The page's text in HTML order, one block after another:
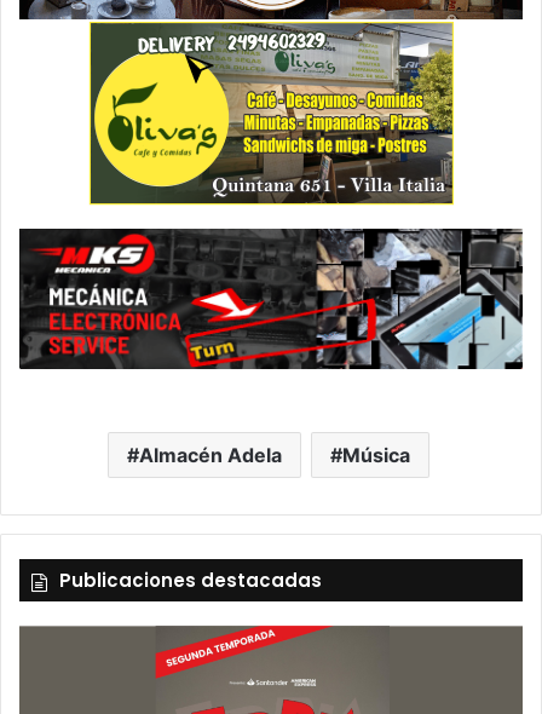
Almacén Adela Música
Publicaciones destacadas